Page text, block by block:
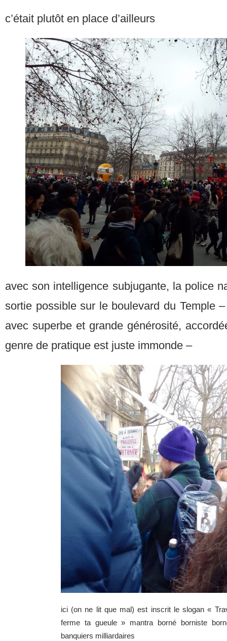
c’était plutôt en place d’ailleurs
avec son intelligence subjugante, la police
sortie possible sur le boulevard du Temple
avec superbe et grande générosité,
genre de pratique est juste immonde –
ici (on ne lit que mal) est inscrit le slogan «
ferme ta gueule » mantra borné borniste
banquiers milliardaires